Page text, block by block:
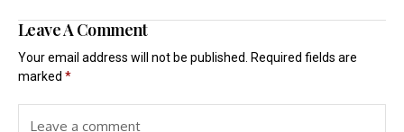
Leave A Comment
Your email address will not be published.
Required fields are
marked *